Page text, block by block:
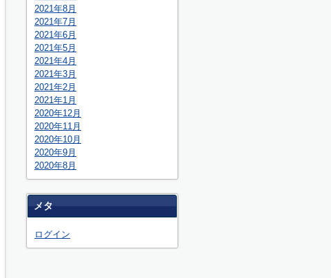
2021年8月
2021年7月
2021年6月
2021年5月
2021年4月
2021年3月
2021年2月
2021年1月
2020年12月
2020年11月
2020年10月
2020年9月
2020年8月
メタ
ログイン